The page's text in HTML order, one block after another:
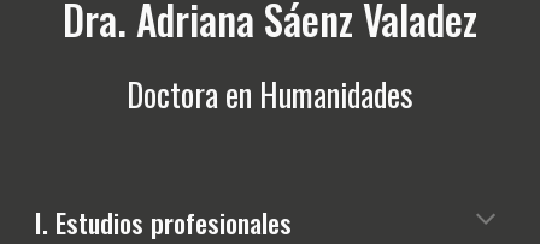
Dra. Adriana Sáenz Valadez
Doctora en Humanidades
I. Estudios profesionales